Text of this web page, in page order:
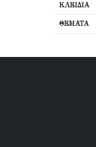
ΚΛΕΙΔΙΑ
ΘΕΜΑΤΑ